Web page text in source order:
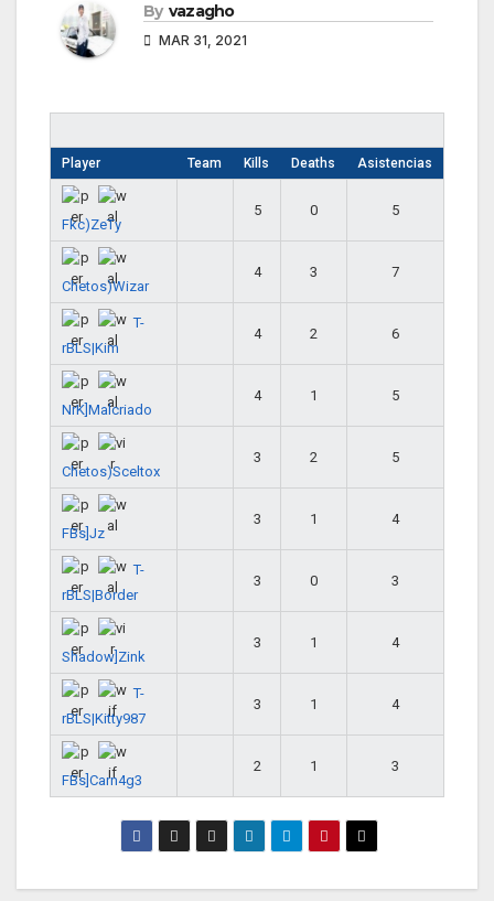
By vazagho
MAR 31, 2021
Player Team Kills Deaths Asistencias
Fkc)ZeTy
5 0 5
Chetos)Wizar
4 3 7
T-
rBLS|Kim
4 2 6
NrK]Malcriado
4 1 5
Chetos)Sceltox
3 2 5
FBs]Jz
3 1 4
T-
rBLS|Border
3 0 3
Shadow]Zink
3 1 4
T-
rBLS|Kitty987
3 1 4
FBs]Carn4g3
2 1 3